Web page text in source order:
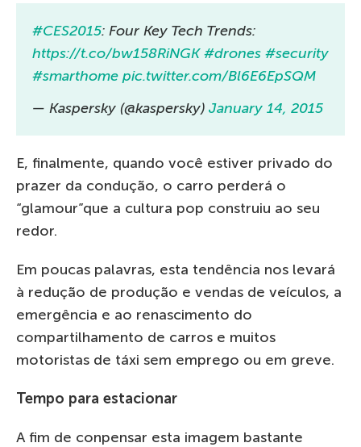
#CES2015: Four Key Tech Trends:
https://t.co/bw158RiNGK #drones #security
#smarthome pic.twitter.com/Bl6E6EpSQM
— Kaspersky (@kaspersky) January 14, 2015
E, finalmente, quando você estiver privado do
prazer da condução, o carro perderá o
“glamour”que a cultura pop construiu ao seu
redor.
Em poucas palavras, esta tendência nos levará
à redução de produção e vendas de veículos, a
emergência e ao renascimento do
compartilhamento de carros e muitos
motoristas de táxi sem emprego ou em greve.
Tempo para estacionar
A fim de conpensar esta imagem bastante